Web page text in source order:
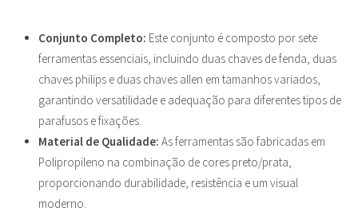
Conjunto Completo: Este conjunto é composto por sete
ferramentas essenciais, incluindo duas chaves de fenda, duas
chaves philips e duas chaves allen em tamanhos variados,
garantindo versatilidade e adequação para diferentes tipos de
parafusos e fixações.
Material de Qualidade: As ferramentas são fabricadas em
Polipropileno na combinação de cores preto/prata,
proporcionando durabilidade, resistência e um visual
moderno.